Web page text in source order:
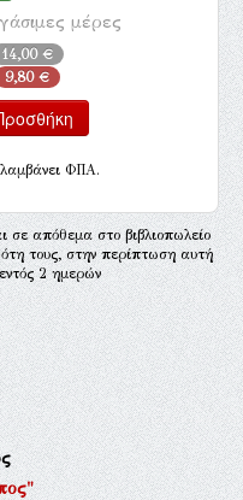
μέρες
14,00 €
9,80 €
ΦΠΑ.
σε απόθεμα στο βιβλιοπωλείο
τους, στην περίπτωση αυτή
2 ημερών